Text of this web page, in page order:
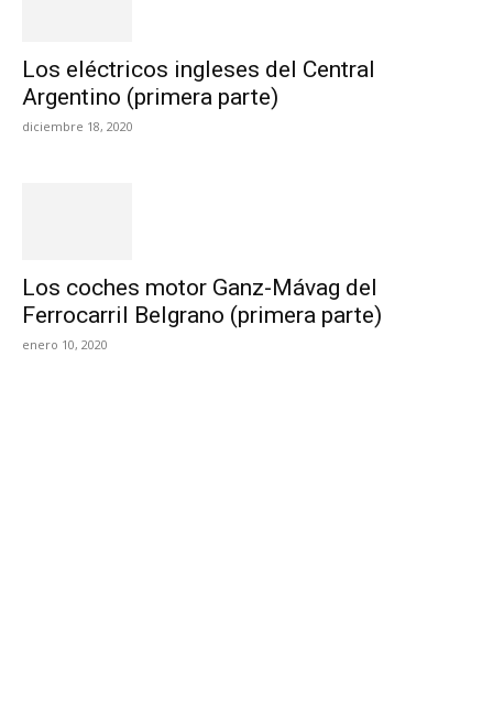
Los eléctricos ingleses del Central
Argentino (primera parte)
diciembre 18, 2020
Los coches motor Ganz-Mávag del
Ferrocarril Belgrano (primera parte)
enero 10, 2020